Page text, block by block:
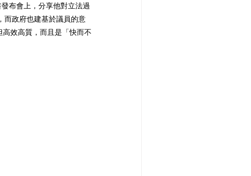
布會上，分享他對立法過
而政府也建基於議員的意
效高質，而且是「快而不